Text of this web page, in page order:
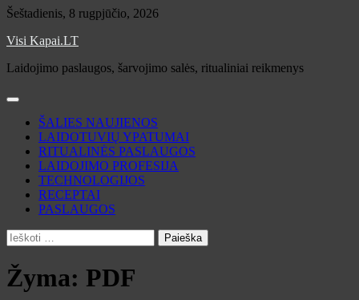
Skip
content
Šeštadienis, 8 rugpjūčio, 2026
Visi Kapai.LT
Laidojimo paslaugos, šarvojimo salės, ritualiniai reikmenys
ŠALIES NAUJIENOS
LAIDOTUVIŲ YPATUMAI
RITUALINĖS PASLAUGOS
LAIDOJIMO PROFESIJA
TECHNOLOGIJOS
RECEPTAI
PASLAUGOS
Ieškoti:
Žyma: PDF